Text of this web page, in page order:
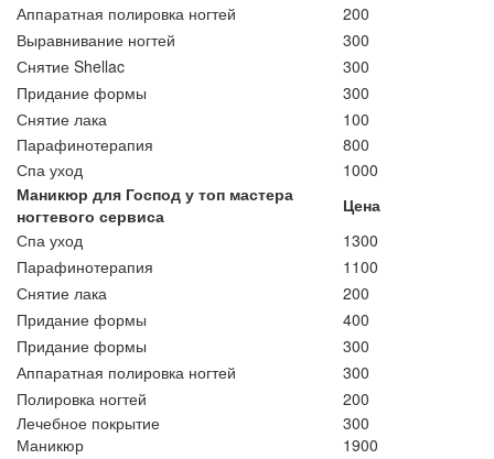
Аппаратная полировка ногтей
200
Выравнивание ногтей
300
Снятие Shellac
300
Придание формы
300
Снятие лака
100
Парафинотерапия
800
Спа уход
1000
Маникюр для Господ у топ мастера
ногтевого сервиса
Цена
Спа уход
1300
Парафинотерапия
1100
Снятие лака
200
Придание формы
400
Придание формы
300
Аппаратная полировка ногтей
300
Полировка ногтей
200
Лечебное покрытие
300
Маникюр
1900